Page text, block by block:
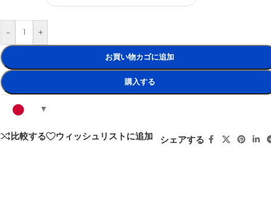
- +
お買い物カゴに追加
購入する
比較する ウィッシュリストに追加 シェアする